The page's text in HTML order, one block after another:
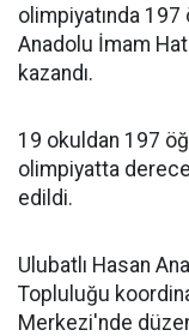
olimpiyatında 197
Anadolu İmam
kazandı.
19 okuldan 197
olimpiyatta
edildi.
Ulubatlı Hasan
Topluluğu
Merkezi'nde